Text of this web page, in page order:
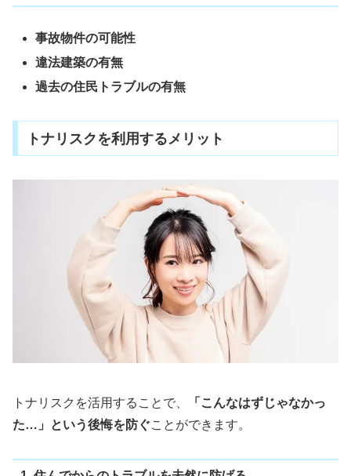
事故物件の可能性
違法建築の有無
過去の住民トラブルの有無
トナリスクを利用するメリット
トナリスクを活用することで、
「こんなはずじゃなかっ
た…」という後悔を防ぐことができます。